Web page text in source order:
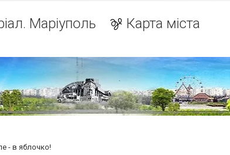
Маріуполь Карта міста
- в яблочко!